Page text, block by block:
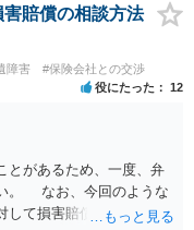
続きよりも話し合いを重
は要求されないため、ご
手続きかと考えます。具
い合わせいただければ
fukuoka/saiban/
ただけますと幸いです。
賠償の相談方法
障害 #保険会社との交渉
役にたった 12
とがあるため、一度、弁
。 なお、今回のような
して損害賠償請求する際